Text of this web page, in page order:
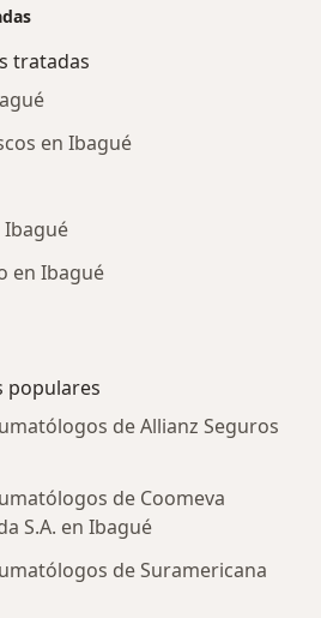
tratadas
en Ibagué
Ibagué
en Ibagué
populares
de Allianz Seguros
de Coomeva
S.A. en Ibagué
de Suramericana